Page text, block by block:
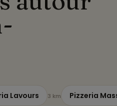
Lavours 3 km Pizzeria